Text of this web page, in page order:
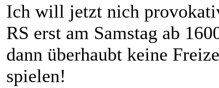
Ich will jetzt nich
RS erst am Samstag ab
dann überhaubt keine
spielen!